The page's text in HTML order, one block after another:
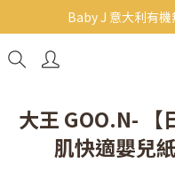
Baby J 意大利有
Baby J 意大利有
BB主食/幼兒食品現
Baby J 意大利有
大王 GOO.N- 【
肌快適嬰兒